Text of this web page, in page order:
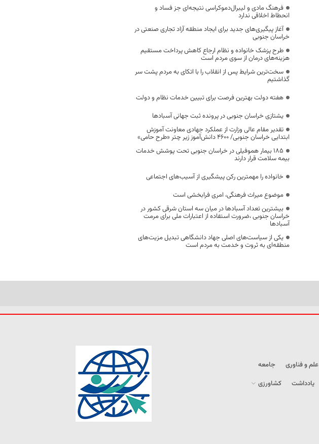
فرهنگ مادی و لیبرال‌دموکراسی نتیجه‌ای جز فساد و
انحطاط اخلاقی ندارد
آغاز پیگیری‌های جدید برای ایجاد منطقه آزاد تجاری صنعتی در
خراسان جنوبی
طرح پزشک خانواده و نظام ارجاع کاهش پرداخت مستقیم
هزینه‌های درمان از سوی مردم است
سخت‌ترین شرایط پس از انقلاب را با اتکای به مردم پشت سر
گذاشتیم
هفته دولت بهترین فرصت برای تبیین خدمات نظام و دولت
یشتازی خراسان جنوبی در پرونده ثبت جهانی آسبادها
تقدیر مقام عالی وزارت از عملکرد جهادی معاونت آموزش
ابتدایی خراسان جنوبی/ ۴۶۰۰ دانش‌آموز زیر چتر «طرح حامی»
۱۸۵ بیمار هموفیلی در خراسان جنوبی تحت پوشش خدمات
بیمه سلامت قرار دارند
خانواده را مهمترین رکن پیشگیری از آسیب‌های اجتماعی
موضوع میراث فرهنگی، امری فرابخشی است
بیشترین تعداد آسبادها در میان سه استان شرقی کشور در
خراسان جنوبی ،ضرورت استفاده از اعتبارات ملی برای مرمت
آسبادها
یکی از سیاست‌های اصلی جهاد دانشگاهی تبدیل مزیت‌های
منطقه‌ای به ثروت و خدمت به مردم است
علم و فناوری
جامعه
یادداشت
کشاورزی